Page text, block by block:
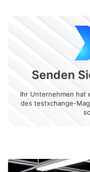
Senden
Ihr Unternehmen hat
des testxchange-